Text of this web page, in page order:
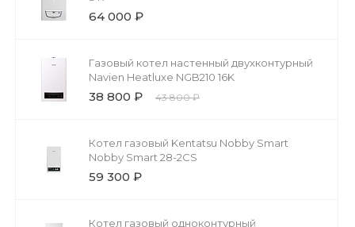
64 000 ₽
Газовый котел настенный двухконтурный
Navien Heatluxe NGB210 16K
38 800 ₽ 43 800 ₽
Котел газовый Kentatsu Nobby Smart
Nobby Smart 28-2CS
59 300 ₽
Котел газовый одноконтурный